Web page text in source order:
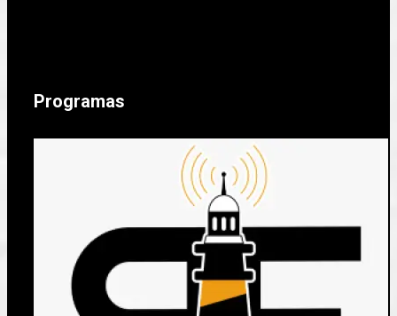
Programas